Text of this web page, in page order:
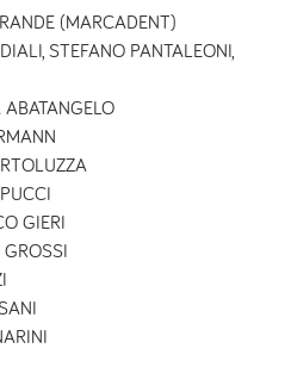
(MARCADENT)
STEFANO PANTALEONI,
GIERI